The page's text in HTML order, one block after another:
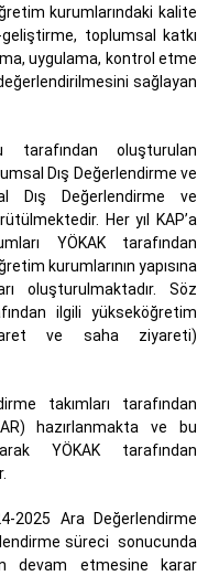
kurumlarındaki kalite
toplumsal katkı
uygulama, kontrol etme
sağlayan
tarafından oluşturulan
Dış Değerlendirme ve
Dış Değerlendirme ve
Her yıl KAP’a
YÖKAK tarafından
kurumlarının yapısına
oluşturulmaktadır. Söz
ilgili yükseköğretim
ve saha ziyareti)
takımları tarafından
hazırlanmakta ve bu
YÖKAK tarafından
2025 Ara Değerlendirme
süreci sonucunda
devam etmesine karar